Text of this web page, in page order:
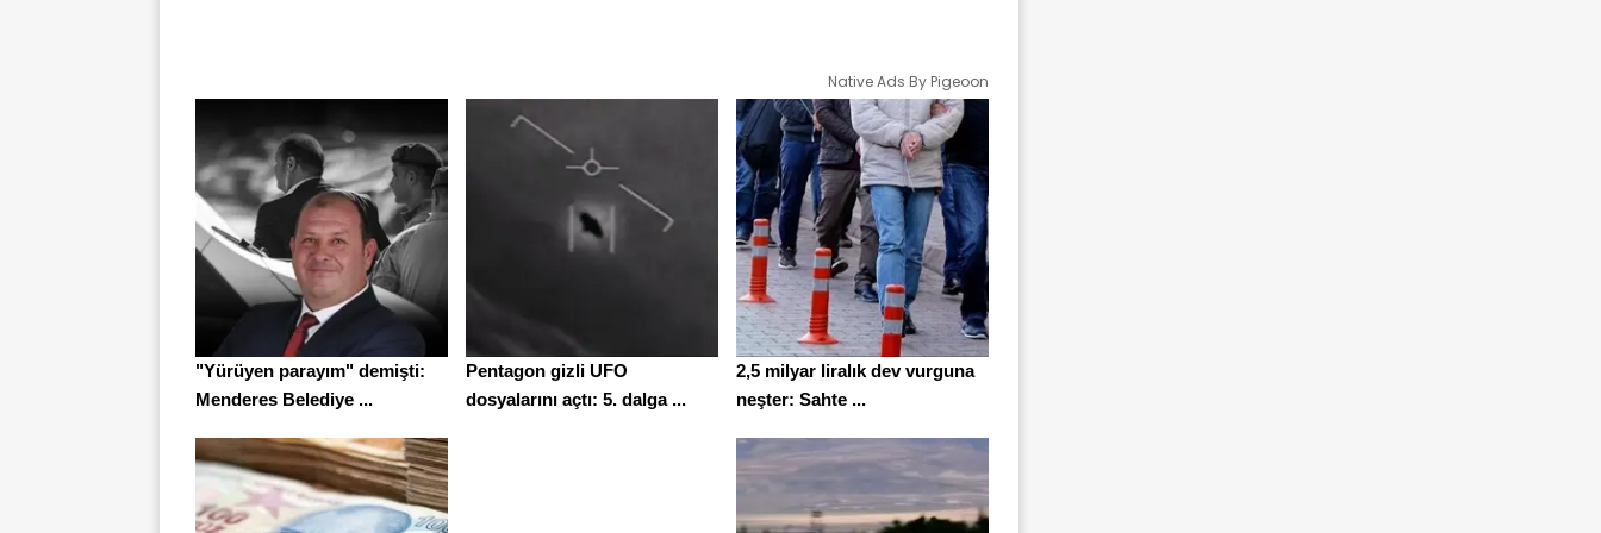
Native Ads By Pigeoon
"Yürüyen parayım" demişti:
Menderes Belediye ...
Pentagon gizli UFO
dosyalarını açtı: 5. dalga ...
2,5 milyar liralık dev vurguna
neşter: Sahte ...